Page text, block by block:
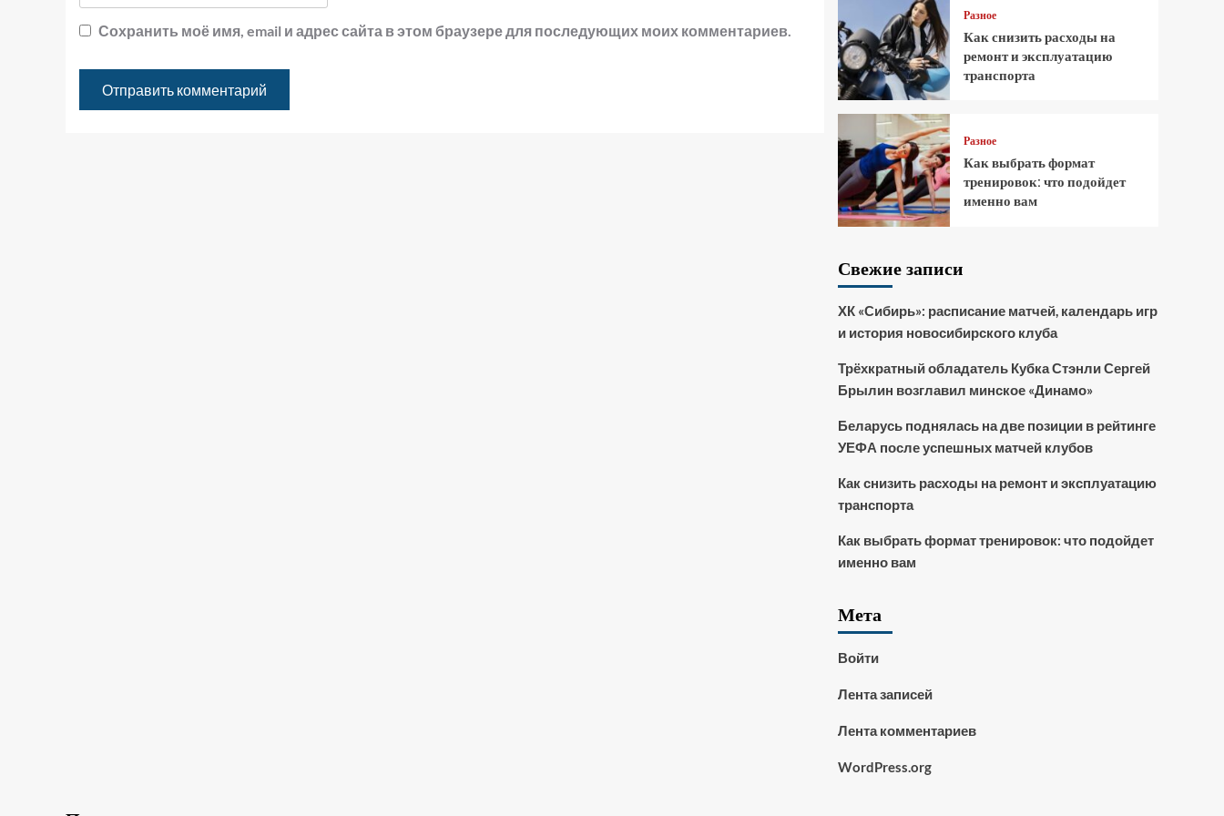
Сохранить моё имя, email и адрес сайта в этом браузере для последующих моих комментариев.
Разное
Как снизить расходы на
ремонт и эксплуатацию
транспорта
Разное
Как выбрать формат
тренировок: что подойдет
именно вам
Свежие записи
ХК «Сибирь»: расписание матчей, календарь игр
и история новосибирского клуба
Трёхкратный обладатель Кубка Стэнли Сергей
Брылин возглавил минское «Динамо»
Беларусь поднялась на две позиции в рейтинге
УЕФА после успешных матчей клубов
Как снизить расходы на ремонт и эксплуатацию
транспорта
Как выбрать формат тренировок: что подойдет
именно вам
Мета
Войти
Лента записей
Лента комментариев
WordPress.org